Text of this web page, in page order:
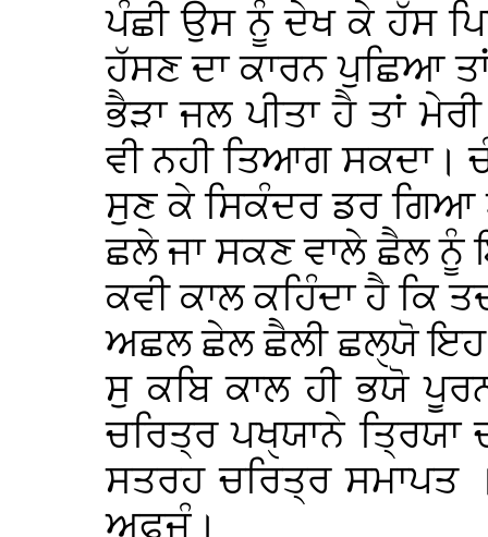
ਪੰਛੀ ਉਸ ਨੂੰ ਦੇਖ ਕੇ ਹੱਸ
ਹੱਸਣ ਦਾ ਕਾਰਨ ਪੁਛਿਆ
ਭੈੜਾ ਜਲ ਪੀਤਾ ਹੈ ਤਾਂ
ਵੀ ਨਹੀ ਤਿਆਗ ਸਕਦਾ।
ਸੁਣ ਕੇ ਸਿਕੰਦਰ ਡਰ ਗਿਆ
ਛਲੇ ਜਾ ਸਕਣ ਵਾਲੇ ਛੈਲ
ਕਵੀ ਕਾਲ ਕਹਿੰਦਾ ਹੈ
ਅਛਲ ਛੇਲ ਛੈਲੀ ਛਲੑਯੋ
ਸੁ ਕਬਿ ਕਾਲ ਹੀ ਭਯੋ
ਚਰਿਤ੍ਰ ਪਖੑਯਾਨੇ
ਸਤਰਹ ਚਰਿਤ੍ਰ ਸਮਾਪਤ
ਅਫਜੂੰ।